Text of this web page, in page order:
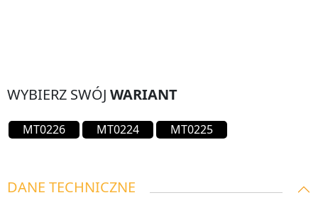
WYBIERZ SWÓJ WARIANT
MT0226 MT0224 MT0225
DANE TECHNICZNE